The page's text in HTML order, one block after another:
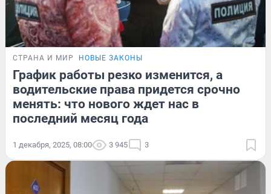
СТРАНА И МИР НОВЫЕ ЗАКОНЫ
График работы резко изменится, а
водительские права придется срочно
менять: что нового ждет нас в
последний месяц года
1 декабря, 2025, 08:00 3 945 3